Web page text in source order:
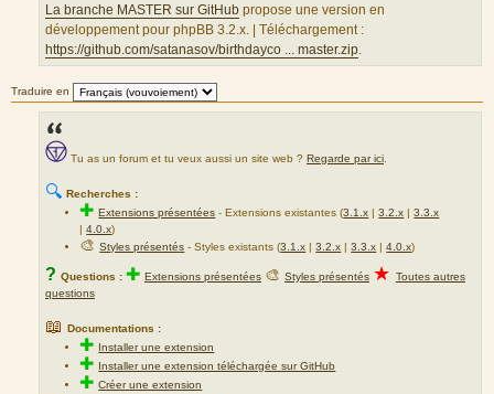
La branche MASTER sur GitHub propose une version en
développement pour phpBB 3.2.x. | Téléchargement :
https://github.com/satanasov/birthdayco ... master.zip.
Traduire en
Tu as un forum et tu veux aussi un site web ? Regarde par ici
🔍 Recherches :
✚Extensions présentées -Extensions existantes (3.1.x |3.2.x |3.3.x
|4.0.x)
🎨Styles présentés - Styles existants (3.1.x |3.2.x |3.3.x |4.0.x)
? Questions : ✚ Extensions présentées 🎨 Styles présentés ★ Toutes autres
questions
📖 Documentations :
✚ Installer une extension
✚ Installer une extension téléchargée sur GitHub
✚Créer une extension